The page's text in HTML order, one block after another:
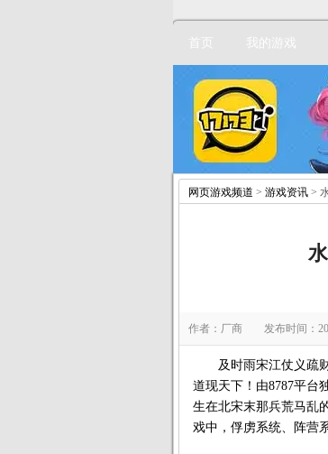
首页 我的游戏
网页游戏频道 > 游戏资讯 >
作者：厂商 发布时间：
及时雨宋江仗义疏财
道现天下！由8787平
生在北宋末那兵荒马乱
戏中，俘虏系统、阵营